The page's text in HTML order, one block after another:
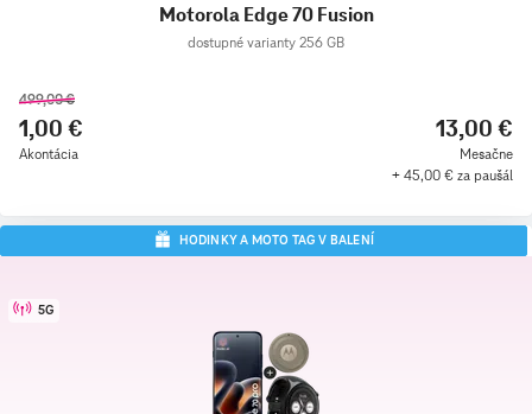
Motorola Edge 70 Fusion
dostupné varianty 256 GB
499,00 €
1,00 €
Akontácia
13,00 €
Mesačne
+ 45,00 € za paušál
HODINKY A MOTO TAG V BALENÍ
5G